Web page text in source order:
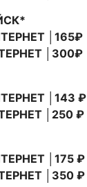
│165₽
│300₽
│143 ₽
│250 ₽
│175 ₽
│350 ₽